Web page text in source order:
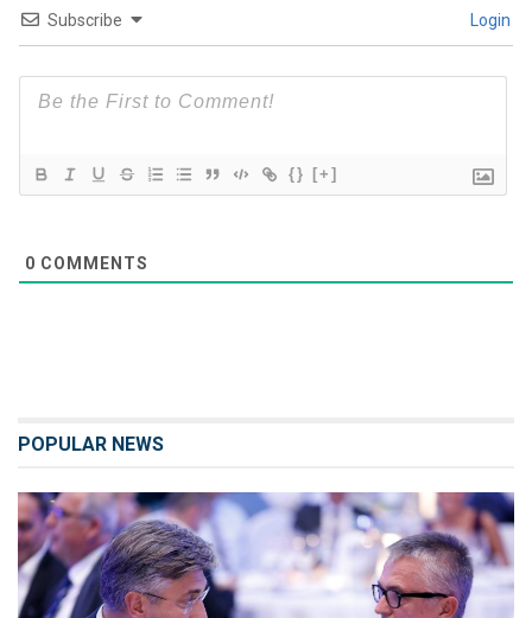
Subscribe Login
{} [+]
0 COMMENTS
POPULAR NEWS